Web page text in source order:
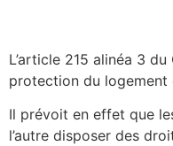
L’article 215 alinéa 3
protection du logement
Il prévoit en effet que
l’autre disposer des